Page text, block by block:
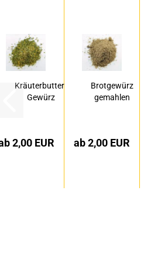
Kräuterbutter-
Gewürz
2,00 EUR
Brotgewürz
gemahlen
ab 2,00 EUR